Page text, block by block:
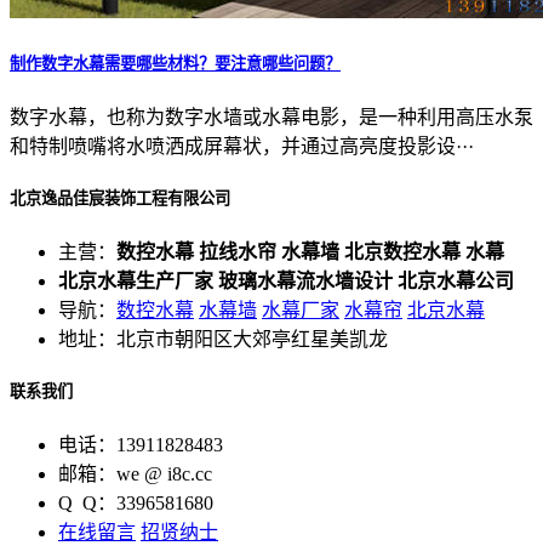
制作数字水幕需要哪些材料？要注意哪些问题？
数字水幕，也称为数字水墙或水幕电影，是一种利用高压水泵
和特制喷嘴将水喷洒成屏幕状，并通过高亮度投影设···
北京逸品佳宸装饰工程有限公司
主营： 数控水幕 拉线水帘 水幕墙 北京数控水幕 水幕
北京水幕生产厂家 玻璃水幕流水墙设计 北京水幕公司
导航： 数控水幕 水幕墙 水幕厂家 水幕帘 北京水幕
地址：北京市朝阳区大郊亭红星美凯龙
联系我们
电话：13911828483
邮箱：we @ i8c.cc
Q Q：3396581680
在线留言 招贤纳士